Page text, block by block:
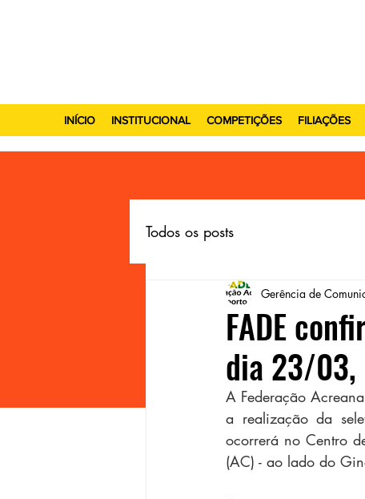
INÍCIO INSTITUCIONAL COMPETIÇÕES FILIAÇÕES
Todos os posts
FADE
dia 23/03,
Gerência de
A Federação
a realização da
ocorrerá no Centro
(AC) - ao lado do